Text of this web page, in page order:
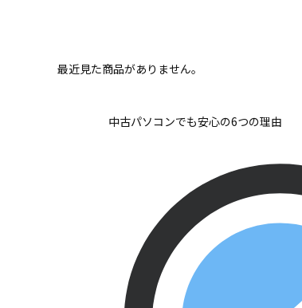
最近見た商品がありません。
中古パソコンでも安心の6つの理由